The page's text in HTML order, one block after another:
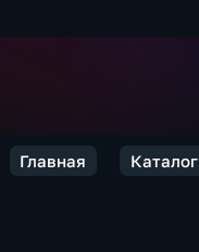
Главная Каталог